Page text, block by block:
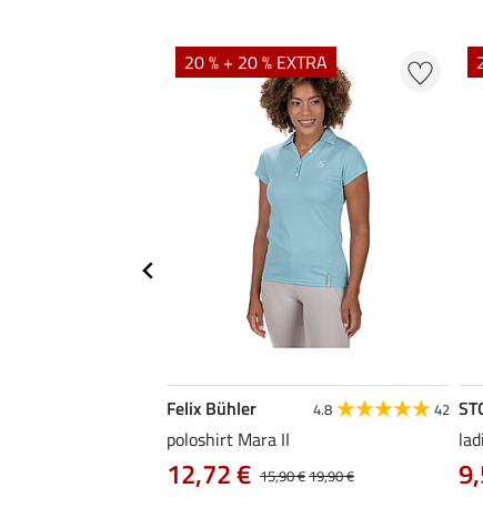
20 % + 20 % EXTRA
Felix Bühler 4.8 42
poloshirt Mara II
15,90 €19,90 €
12,72 €